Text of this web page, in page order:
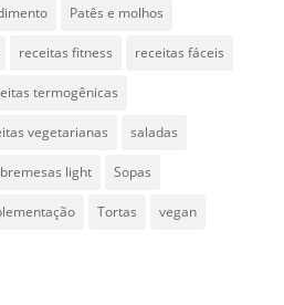
Patês e molhos
receitas fitness receitas fáceis
termogênicas
vegetarianas saladas
light Sopas
Tortas vegan